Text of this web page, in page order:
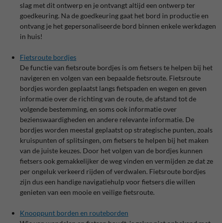
slag met dit ontwerp en je ontvangt altijd een ontwerp ter
goedkeuring. Na de goedkeuring gaat het bord in productie en
ontvang je het gepersonaliseerde bord binnen enkele werkdagen
in huis!
Fietsroute bordjes
De functie van fietsroute bordjes is om fietsers te helpen bij het
navigeren en volgen van een bepaalde fietsroute. Fietsroute
bordjes worden geplaatst langs fietspaden en wegen en geven
informatie over de richting van de route, de afstand tot de
volgende bestemming, en soms ook informatie over
bezienswaardigheden en andere relevante informatie. De
bordjes worden meestal geplaatst op strategische punten, zoals
kruispunten of splitsingen, om fietsers te helpen bij het maken
van de juiste keuzes. Door het volgen van de bordjes kunnen
fietsers ook gemakkelijker de weg vinden en vermijden ze dat ze
per ongeluk verkeerd rijden of verdwalen. Fietsroute bordjes
zijn dus een handige navigatiehulp voor fietsers die willen
genieten van een mooie en veilige fietsroute.
Knooppunt borden en routeborden